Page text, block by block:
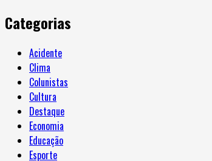
Categorias
Acidente
Clima
Colunistas
Cultura
Destaque
Economia
Educação
Esporte